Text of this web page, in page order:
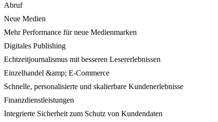
Abruf
Neue Medien
Mehr Performance für neue Medienmarken
Digitales Publishing
Echtzeitjournalismus mit besseren Lesererlebnissen
Einzelhandel &amp; E-Commerce
Schnelle, personalisierte und skalierbare Kundenerlebnisse
Finanzdienstleistungen
Integrierte Sicherheit zum Schutz von Kundendaten